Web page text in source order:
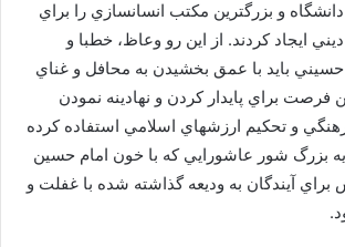
و بزرگترين مكتب انسانسازي را براي
ايجاد كردند. از اين رو وعاظ، خطبا و
بايد با عمق بخشيدن به محافل و غناي
فرصت براي پايدار كردن و نهادينه نمودن
و تحكيم ارزشهاي اسلامي استفاده كرده
بزرگ شور عاشورايي كه با خون امام حسين
براي آيندگان به وديعه گذاشته شده با غفلت و